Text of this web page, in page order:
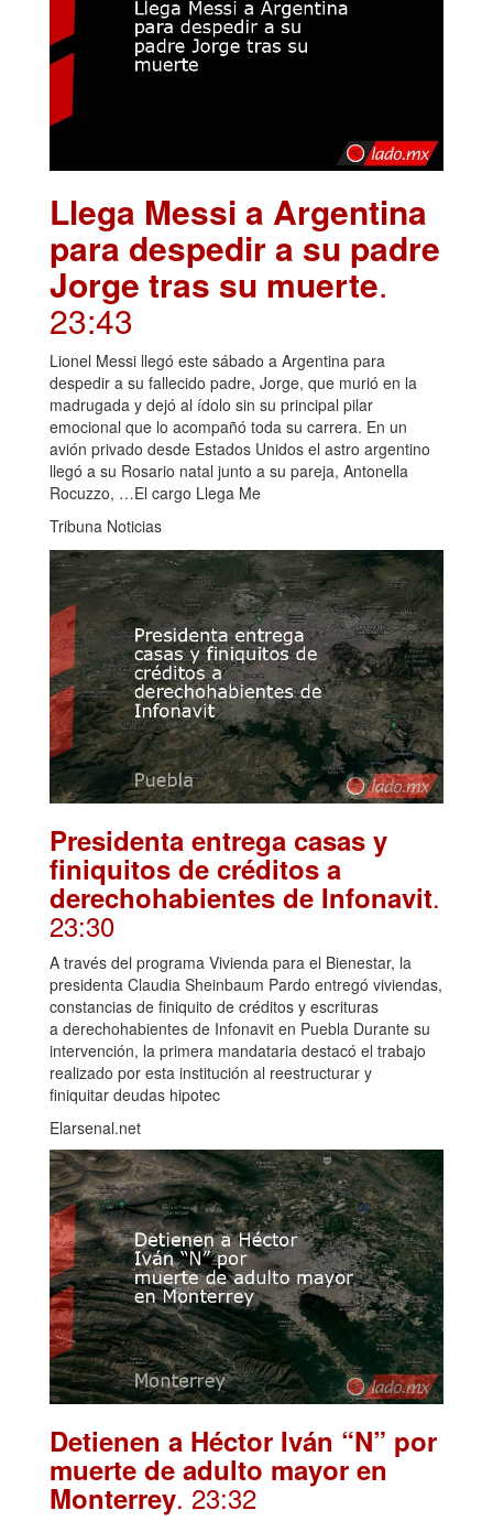
Llega Messi a Argentina
para despedir a su padre
Jorge tras su muerte.
23:43
Lionel Messi llegó este sábado a Argentina para
despedir a su fallecido padre, Jorge, que murió en la
madrugada y dejó al ídolo sin su principal pilar
emocional que lo acompañó toda su carrera. En un
avión privado desde Estados Unidos el astro argentino
llegó a su Rosario natal junto a su pareja, Antonella
Rocuzzo, …El cargo Llega Me
Tribuna Noticias
Presidenta entrega casas y
finiquitos de créditos a
derechohabientes de Infonavit.
23:30
A través del programa Vivienda para el Bienestar, la
presidenta Claudia Sheinbaum Pardo entregó viviendas,
constancias de finiquito de créditos y escrituras
a derechohabientes de Infonavit en Puebla Durante su
intervención, la primera mandataria destacó el trabajo
realizado por esta institución al reestructurar y
finiquitar deudas hipotec
Elarsenal.net
Detienen a Héctor Iván “N” por
muerte de adulto mayor en
Monterrey. 23:32